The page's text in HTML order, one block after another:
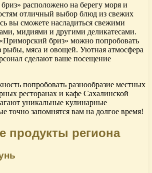
расположено на берегу моря и
отличный выбор блюд из свежих
вы сможете насладиться свежими
мидиями и другими деликатесами.
бриз» можно попробовать
рыбы, мяса и овощей. Уютная атмосфера
сделают ваше посещение
попробовать разнообразие местных
ресторанах и кафе Сахалинской
уникальные кулинарные
точно запомнятся вам на долгое время!
продукты региона